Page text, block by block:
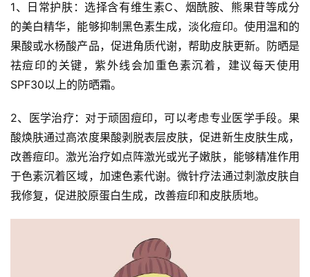
1、日常护肤：选择含有维生素C、烟酰胺、熊果苷等成分
的美白精华，能够抑制黑色素生成，淡化痘印。使用温和的
果酸或水杨酸产品，促进角质代谢，帮助皮肤更新。防晒是
祛痘印的关键，紫外线会加重色素沉着，建议每天使用
SPF30以上的防晒霜。
2、医学治疗：对于顽固痘印，可以考虑专业医学手段。果
酸焕肤通过高浓度果酸剥脱表层皮肤，促进新生皮肤生成，
改善痘印。激光治疗如点阵激光或光子嫩肤，能够精准作用
于色素沉着区域，加速色素代谢。微针疗法通过刺激皮肤自
我修复，促进胶原蛋白生成，改善痘印和皮肤质地。